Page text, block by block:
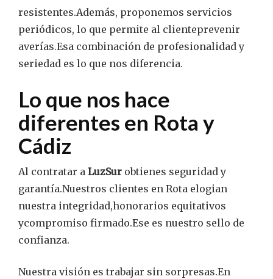
resistentes.Además, proponemos servicios
periódicos, lo que permite al clienteprevenir
averías.Esa combinación de profesionalidad y
seriedad es lo que nos diferencia.
Lo que nos hace
diferentes en Rota y
Cádiz
Al contratar a LuzSur obtienes seguridad y
garantía.Nuestros clientes en Rota elogian
nuestra integridad,honorarios equitativos
ycompromiso firmado.Ese es nuestro sello de
confianza.
Nuestra visión es trabajar sin sorpresas.En